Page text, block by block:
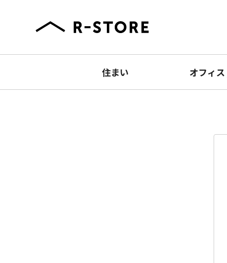
住まい オフィス